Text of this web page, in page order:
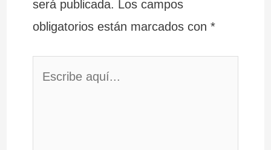
será publicada. Los campos
obligatorios están marcados con *